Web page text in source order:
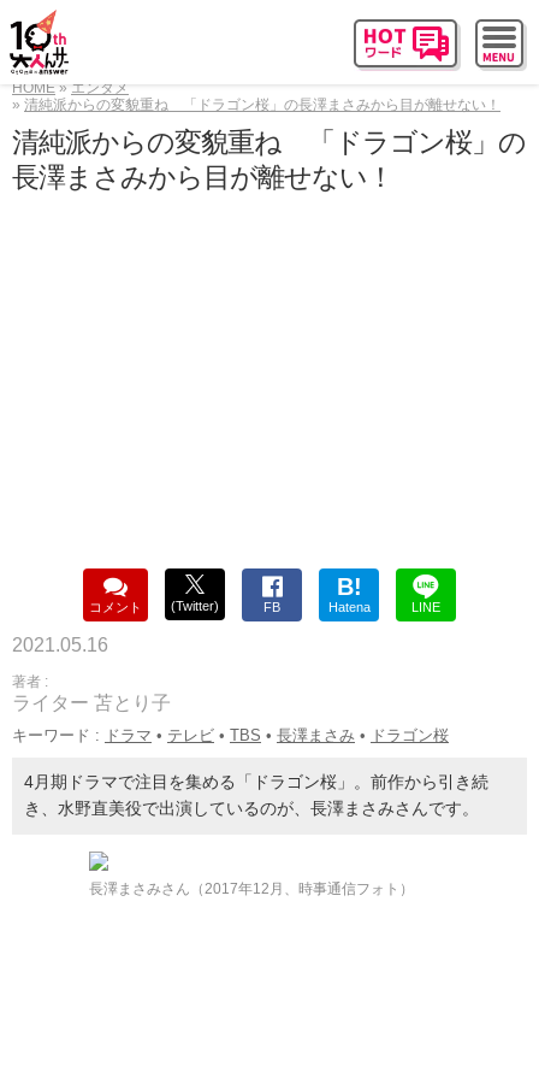
HOME
エンタメ
清純派からの変貌重ね 「ドラゴン桜」の長澤まさみから目が離せない！
清純派からの変貌重ね 「ドラゴン桜」の
長澤まさみから目が離せない！
コメント (Twitter) FB
B!
Hatena LINE
2021.05.16
著者 :
ライター 苫とり子
キーワード : ドラマ • テレビ • TBS • 長澤まさみ • ドラゴン桜
4月期ドラマで注目を集める「ドラゴン桜」。前作から引き続
き、水野直美役で出演しているのが、長澤まさみさんです。
長澤まさみさん（2017年12月、時事通信フォト）